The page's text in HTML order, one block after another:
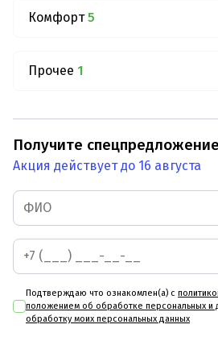
Комфорт 5
Прочее 1
Получите
Акция действует до 16 августа
Подтверждаю что ознакомлен(а) с
положением об обработке персональных и
обработку моих персональных данных